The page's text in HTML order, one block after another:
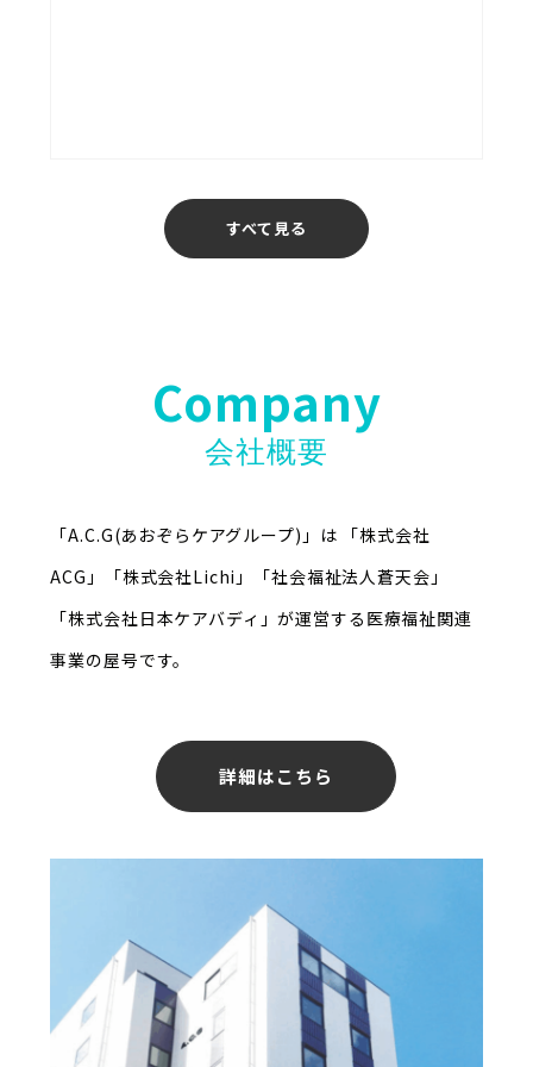
すべて見る
Company
会社概要
「A.C.G(あおぞらケアグループ)」は 「株式会社
ACG」「株式会社Lichi」「社会福祉法人蒼天会」
「株式会社日本ケアバディ」が運営する医療福祉関連
事業の屋号です。
詳細はこちら